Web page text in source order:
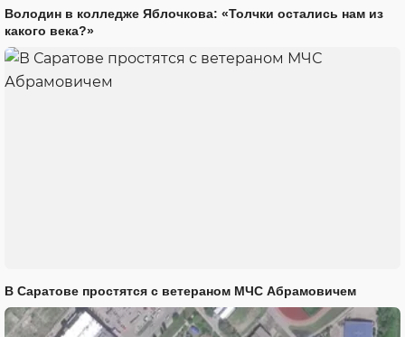
Володин в колледже Яблочкова: «Толчки остались нам из
какого века?»
В Саратове простятся с ветераном МЧС Абрамовичем